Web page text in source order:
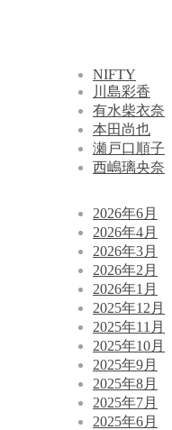
NIFTY
川島彩香
有水柴衣奈
本田尚也
瀬戸口順子
西嶋璃央奈
2026年6月
2026年4月
2026年3月
2026年2月
2026年1月
2025年12月
2025年11月
2025年10月
2025年9月
2025年8月
2025年7月
2025年6月